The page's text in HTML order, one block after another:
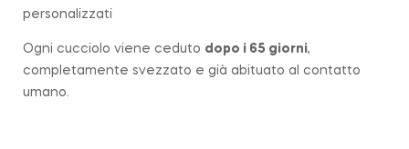
personalizzati
Ogni cucciolo viene ceduto dopo i 65 giorni,
completamente svezzato e già abituato al contatto
umano.